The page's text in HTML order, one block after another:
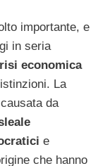
importante, e
in seria
economica
La
da
e
che hanno